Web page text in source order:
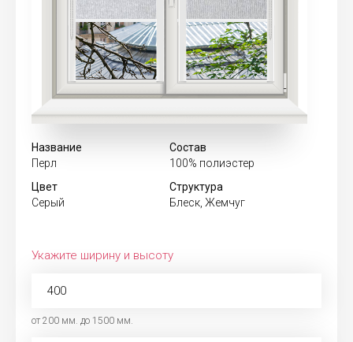
Название
Перл
Состав
100% полиэстер
Цвет
Серый
Структура
Блеск, Жемчуг
Укажите ширину и высоту
от 200 мм. до 1500 мм.